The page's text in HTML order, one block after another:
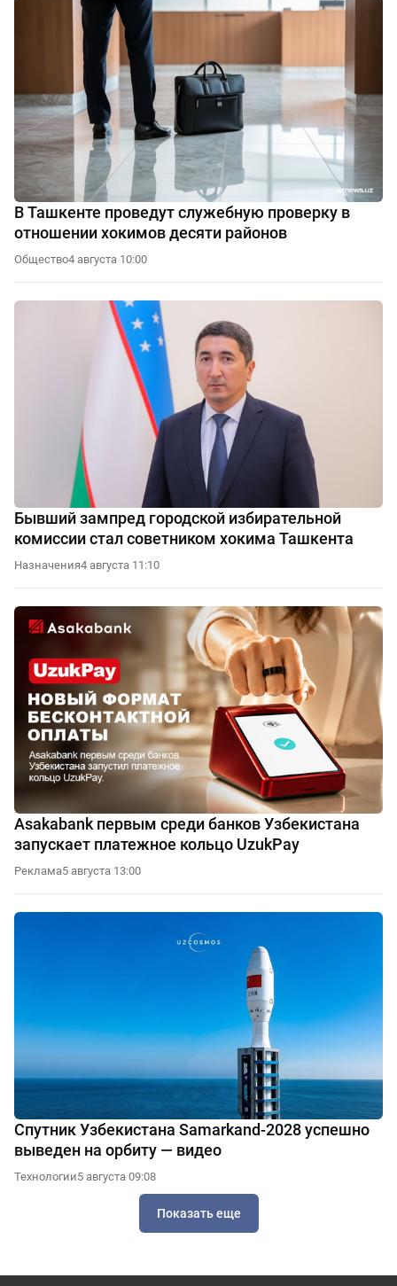
В Ташкенте проведут служебную проверку в
отношении хокимов десяти районов
Общество4 августа 10:00
Бывший зампред городской избирательной
комиссии стал советником хокима Ташкента
Назначения4 августа 11:10
Asakabank первым среди банков Узбекистана
запускает платежное кольцо UzukPay
Реклама5 августа 13:00
Спутник Узбекистана Samarkand-2028 успешно
выведен на орбиту — видео
Технологии5 августа 09:08
Показать еще